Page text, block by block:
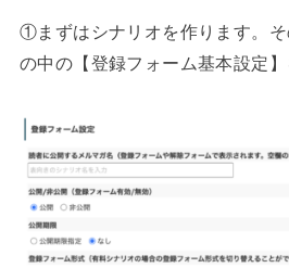
①まずはシナリオを作ります。
の中の【登録フォーム基本設定】